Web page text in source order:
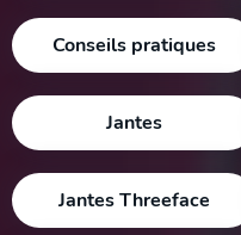
Conseils pratiques
Jantes
Jantes Threeface